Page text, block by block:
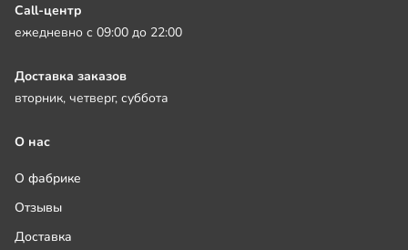
Call-центр
ежедневно с 09:00 до 22:00
Доставка заказов
вторник, четверг, суббота
О нас
О фабрике
Отзывы
Доставка